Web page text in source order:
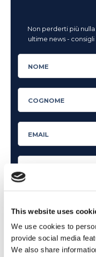
This website uses
We use cookies to
provide social media
We also share
Non perderti più
ultime news -
Cosa ti piace leggere?
Articoli dedicati alla